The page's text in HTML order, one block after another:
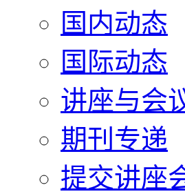
国内动态
国际动态
讲座与会
期刊专递
提交讲座